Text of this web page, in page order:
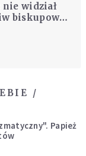
nie widział
biskupowi
/
Papież